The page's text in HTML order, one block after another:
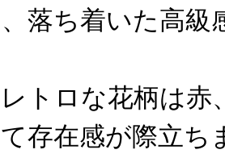
落ち着いた高級
トロな花柄は赤
存在感が際立ち